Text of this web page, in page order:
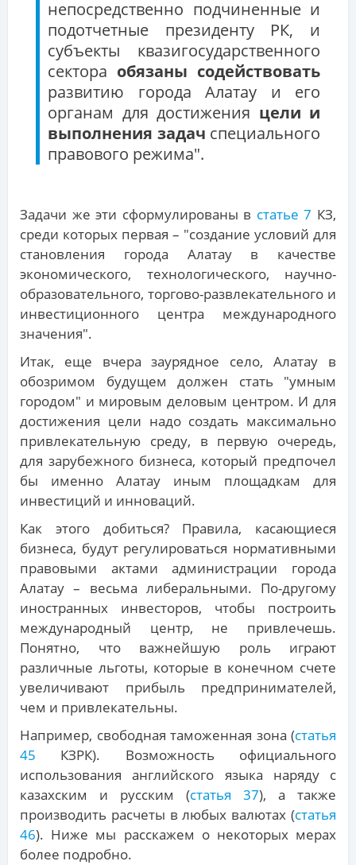
непосредственно подчиненные и
подотчетные президенту РК, и
субъекты квазигосударственного
сектора обязаны содействовать
развитию города Алатау и его
органам для достижения цели и
выполнения задач специального
правового режима".
Задачи же эти сформулированы в статье 7 КЗ,
среди которых первая – "создание условий для
становления города Алатау в качестве
экономического, технологического, научно-
образовательного, торгово-развлекательного и
инвестиционного центра международного
значения".
Итак, еще вчера заурядное село, Алатау в
обозримом будущем должен стать "умным
городом" и мировым деловым центром. И для
достижения цели надо создать максимально
привлекательную среду, в первую очередь,
для зарубежного бизнеса, который предпочел
бы именно Алатау иным площадкам для
инвестиций и инноваций.
Как этого добиться? Правила, касающиеся
бизнеса, будут регулироваться нормативными
правовыми актами администрации города
Алатау – весьма либеральными. По-другому
иностранных инвесторов, чтобы построить
международный центр, не привлечешь.
Понятно, что важнейшую роль играют
различные льготы, которые в конечном счете
увеличивают прибыль предпринимателей,
чем и привлекательны.
Например, свободная таможенная зона (статья
45 КЗРК). Возможность официального
использования английского языка наряду с
казахским и русским (статья 37), а также
производить расчеты в любых валютах (статья
46). Ниже мы расскажем о некоторых мерах
более подробно.